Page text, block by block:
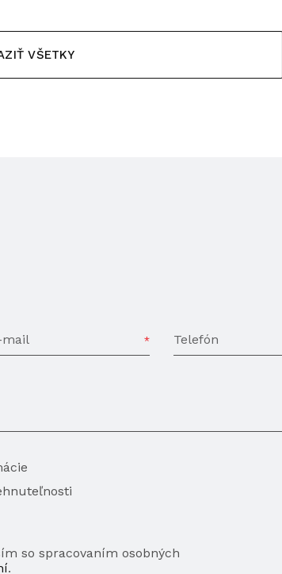
VŠETKY
mail Telefón
so spracovaním osobných
.